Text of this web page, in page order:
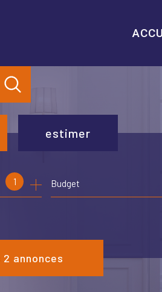
estimer
1 Budget
2 annonces